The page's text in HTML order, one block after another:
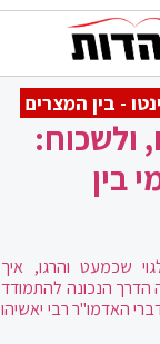
- בין המצרים
ולשכוח:
בין
שכמעט והרגו, איך
הנכונה להתמודד
האדמו"ר רבי יאשיהו